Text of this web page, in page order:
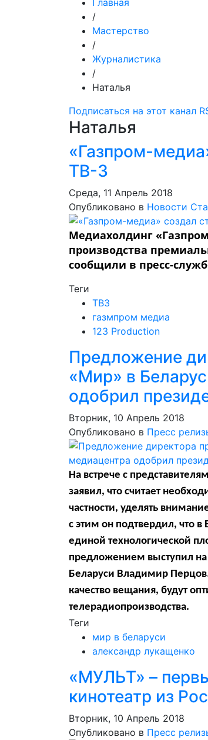
Главная
/
Мастерство
/
Журналистика
/
Наталья
Подписаться на этот канал
Наталья
«Газпром-
ТВ-3
Среда, 11 Апрель 2018
Опубликовано в Новости
Медиахолдинг
производства
сообщили в пресс-
Теги
ТВ3
газмпром медиа
123 Production
Предложение
«Мир» в
одобрил
Вторник, 10 Апрель 2018
Опубликовано в Пресс
На встрече с
заявил, что считает
частности, уделять
с этим он подтвердил, что
единой технологической
предложением выступил на
Беларуси Владимир
качество вещания, будут
телерадиопроизводства.
Теги
мир в беларуси
александр лукащенко
«МУЛЬТ» –
кинотеатр из
Вторник, 10 Апрель 2018
Опубликовано в Пресс